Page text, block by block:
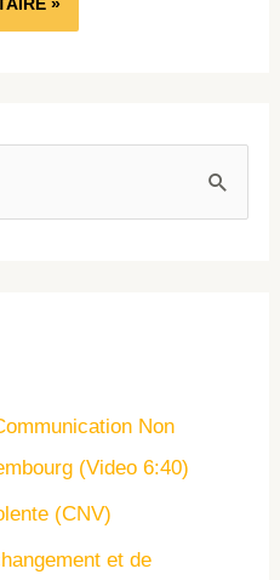
Non
(Video 6:40)
(CNV)
et de